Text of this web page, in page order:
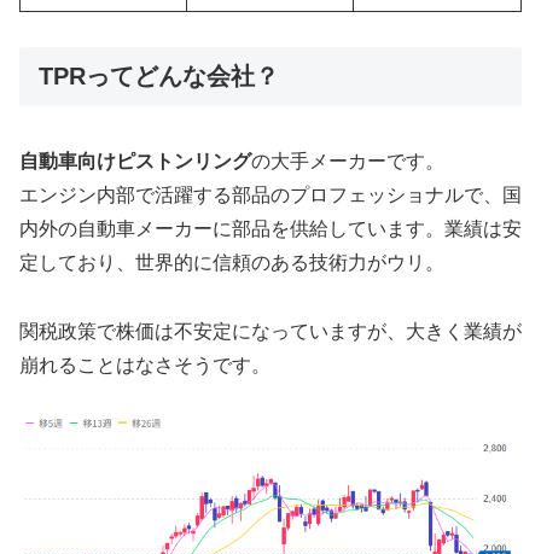
TPRってどんな会社？
自動車向けピストンリングの大手メーカーです。
エンジン内部で活躍する部品のプロフェッショナルで、国
内外の自動車メーカーに部品を供給しています。業績は安
定しており、世界的に信頼のある技術力がウリ。
関税政策で株価は不安定になっていますが、大きく業績が
崩れることはなさそうです。